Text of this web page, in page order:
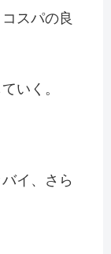
スパの良
いく。
イ、さら